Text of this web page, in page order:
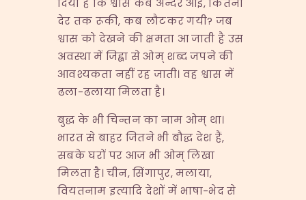
दिया है कि श्वास कब अन्दर आई, कितनी
देर तक रूकी, कब लौटकर गयी? जब
श्वास को देखने की क्षमता आ जाती है उस
अवस्था में जिह्वा से ओम् शब्द जपने की
आवश्यकता नहीं रह जाती। वह श्वास में
ढला-ढलाया मिलता है।
बुद्ध के भी चिन्तन का नाम ओम् था।
भारत से बाहर जितने भी बौद्ध देश हैं,
सबके घरों पर आज भी ओम् लिखा
मिलता है। चीन, सिंगापुर, मलाया,
वियतनाम इत्यादि देशों में भाषा-भेद से